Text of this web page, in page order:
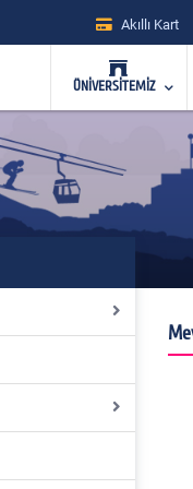
Akıllı Kart
ÜNİVERSİTEMİZ